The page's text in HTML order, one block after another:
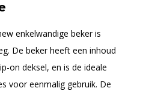
enkelwandige beker is
De beker heeft een inhoud
on deksel, en is de ideale
voor eenmalig gebruik. De